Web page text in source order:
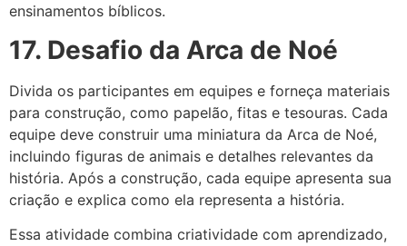
ensinamentos bíblicos.
17. Desafio da Arca de Noé
Divida os participantes em equipes e forneça materiais
para construção, como papelão, fitas e tesouras. Cada
equipe deve construir uma miniatura da Arca de Noé,
incluindo figuras de animais e detalhes relevantes da
história. Após a construção, cada equipe apresenta sua
criação e explica como ela representa a história.
Essa atividade combina criatividade com aprendizado,